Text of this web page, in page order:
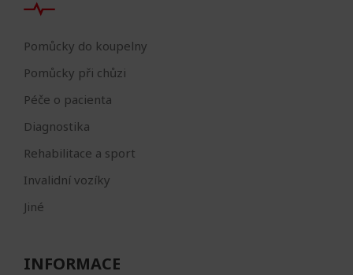
Pomůcky do koupelny
Pomůcky při chůzi
Péče o pacienta
Diagnostika
Rehabilitace a sport
Invalidní vozíky
Jiné
INFORMACE